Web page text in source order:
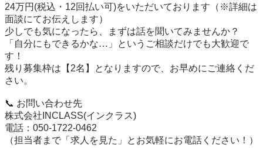
24万円(税込・12回払い可)をいただいております（※詳細は
面談にてお伝えします）
少しでも気になったら、まずは話を聞いてみませんか？
「自分にもできるかな…」というご相談だけでも大歓迎で
す！
残り募集枠は【2名】となりますので、お早めにご連絡くだ
さい。
📞 お問い合わせ先
株式会社INCLASS(インクラス)
電話：050-1722-0462
（担当者まで「求人を見た」とお気軽にお電話ください！）